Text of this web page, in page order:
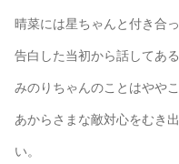
晴菜には星ちゃんと付き合
告白した当初から話してあ
みのりちゃんのことはやや
あからさまな敵対心をむき
い。